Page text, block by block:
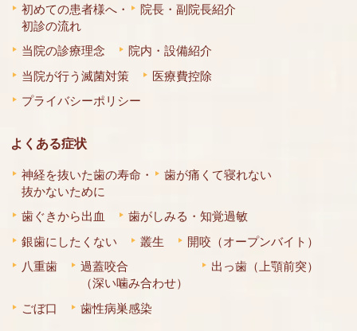
初めての患者様へ・
初診の流れ
院長・副院長紹介
当院の診療理念
院内・設備紹介
当院が行う滅菌対策
医療費控除
プライバシーポリシー
よくある症状
神経を抜いた歯の寿命・
抜かないために
歯が痛くて寝れない
歯ぐきから出血
歯がしみる・知覚過敏
銀歯にしたくない
叢生
開咬（オープンバイト）
八重歯
過蓋咬合
（深い噛み合わせ）
出っ歯（上顎前突）
ごぼ口 歯性病巣感染